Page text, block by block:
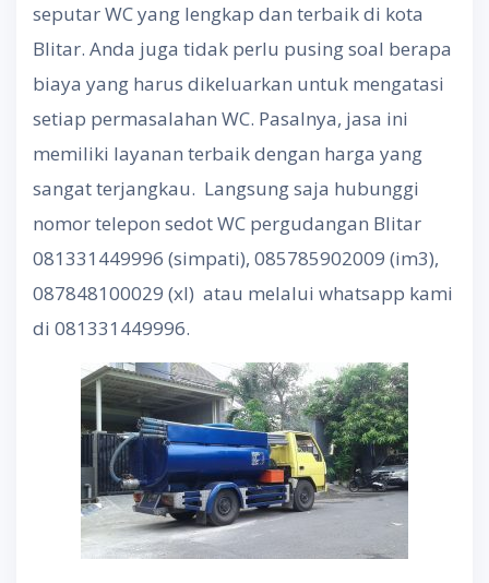
seputar WC yang lengkap dan terbaik di kota
Blitar. Anda juga tidak perlu pusing soal berapa
biaya yang harus dikeluarkan untuk mengatasi
setiap permasalahan WC. Pasalnya, jasa ini
memiliki layanan terbaik dengan harga yang
sangat terjangkau. Langsung saja hubunggi
nomor telepon sedot WC pergudangan Blitar
081331449996 (simpati), 085785902009 (im3),
087848100029 (xl) atau melalui whatsapp kami
di 081331449996.